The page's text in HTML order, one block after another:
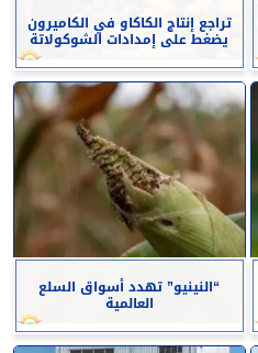
تراجع إنتاج الكاكاو في الكاميرون
يضغط على إمدادات الشوكولاتة
“النينيو” تهدد أسواق السلع
العالمية